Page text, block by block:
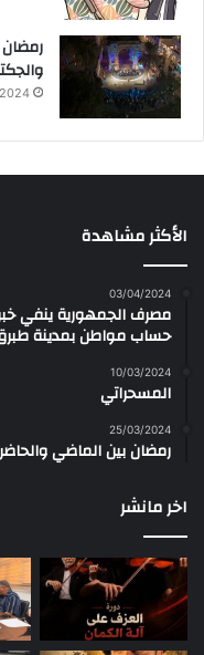
الأكثر مشاهدة
03/04/2024
مصرف الجمهورية ينفي خبر
حساب مواطن بمدينة
10/03/2024
المسحراتي
25/03/2024
رمضان بين الماضي
اخر مانشر